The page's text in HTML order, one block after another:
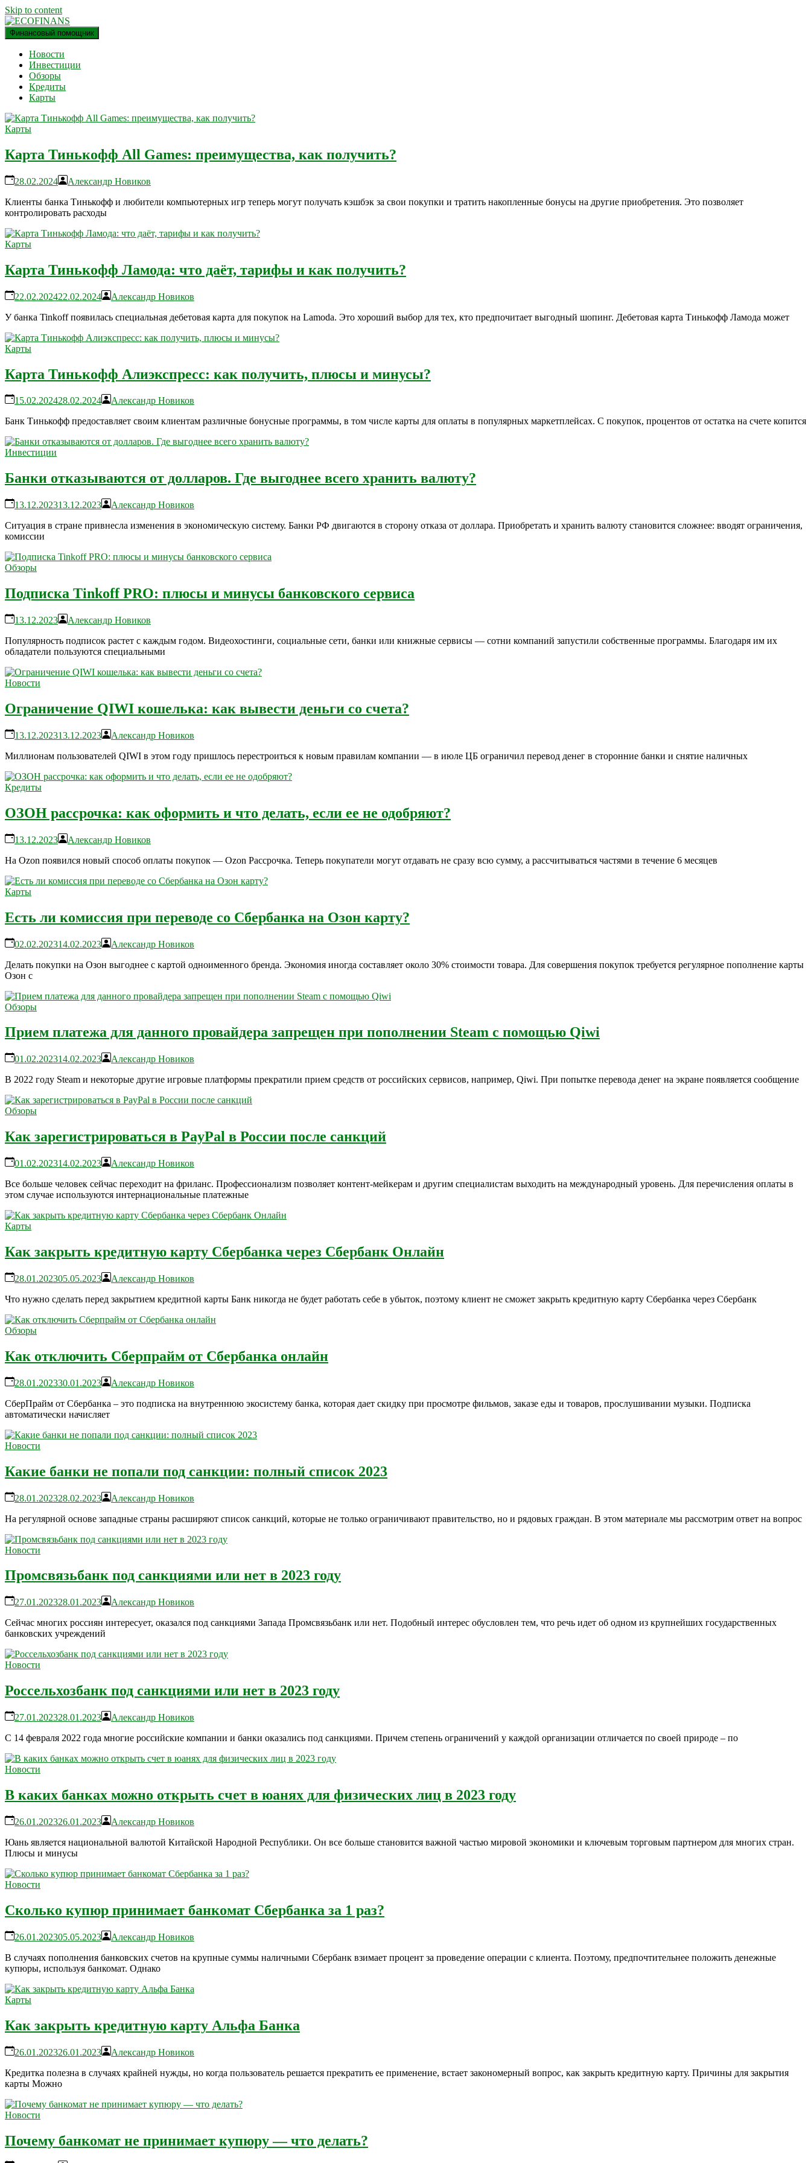
Skip to content
ECOFINANS
финансовый блог
Финансовый помощник
Новости
Инвестиции
Обзоры
Кредиты
Карты
Карты
Карта Тинькофф All Games: преимущества, как получить?
28.02.2024
Александр Новиков
Клиенты банка Тинькофф и любители компьютерных игр теперь могут получать кэшбэк за свои покупки и тратить накопленные бонусы на другие приобретения. Это позволяет
контролировать расходы
Карты
Карта Тинькофф Ламода: что даёт, тарифы и как получить?
22.02.202422.02.2024
Александр Новиков
У банка Tinkoff появилась специальная дебетовая карта для покупок на Lamoda. Это хороший выбор для тех, кто предпочитает выгодный шопинг. Дебетовая карта Тинькофф Ламода может
Карты
Карта Тинькофф Алиэкспресс: как получить, плюсы и минусы?
15.02.202428.02.2024
Александр Новиков
Банк Тинькофф предоставляет своим клиентам различные бонусные программы, в том числе карты для оплаты в популярных маркетплейсах. С покупок, процентов от остатка на счете копится
Инвестиции
Банки отказываются от долларов. Где выгоднее всего хранить валюту?
13.12.202313.12.2023
Александр Новиков
Ситуация в стране привнесла изменения в экономическую систему. Банки РФ двигаются в сторону отказа от доллара. Приобретать и хранить валюту становится сложнее: вводят ограничения,
комиссии
Обзоры
Подписка Tinkoff PRO: плюсы и минусы банковского сервиса
13.12.2023
Александр Новиков
Популярность подписок растет с каждым годом. Видеохостинги, социальные сети, банки или книжные сервисы — сотни компаний запустили собственные программы. Благодаря им их
обладатели пользуются специальными
Новости
Ограничение QIWI кошелька: как вывести деньги со счета?
13.12.202313.12.2023
Александр Новиков
Миллионам пользователей QIWI в этом году пришлось перестроиться к новым правилам компании — в июле ЦБ ограничил перевод денег в сторонние банки и снятие наличных
Кредиты
ОЗОН рассрочка: как оформить и что делать, если ее не одобряют?
13.12.2023
Александр Новиков
На Ozon появился новый способ оплаты покупок — Ozon Рассрочка. Теперь покупатели могут отдавать не сразу всю сумму, а рассчитываться частями в течение 6 месяцев
Карты
Есть ли комиссия при переводе со Сбербанка на Озон карту?
02.02.202314.02.2023
Александр Новиков
Делать покупки на Озон выгоднее с картой одноименного бренда. Экономия иногда составляет около 30% стоимости товара. Для совершения покупок требуется регулярное пополнение карты
Озон с
Обзоры
Прием платежа для данного провайдера запрещен при пополнении Steam с помощью Qiwi
01.02.202314.02.2023
Александр Новиков
В 2022 году Steam и некоторые другие игровые платформы прекратили прием средств от российских сервисов, например, Qiwi. При попытке перевода денег на экране появляется сообщение
Обзоры
Как зарегистрироваться в PayPal в России после санкций
01.02.202314.02.2023
Александр Новиков
Все больше человек сейчас переходит на фриланс. Профессионализм позволяет контент-мейкерам и другим специалистам выходить на международный уровень. Для перечисления оплаты в
этом случае используются интернациональные платежные
Карты
Как закрыть кредитную карту Сбербанка через Сбербанк Онлайн
28.01.202305.05.2023
Александр Новиков
Что нужно сделать перед закрытием кредитной карты Банк никогда не будет работать себе в убыток, поэтому клиент не сможет закрыть кредитную карту Сбербанка через Сбербанк
Обзоры
Как отключить Сберпрайм от Сбербанка онлайн
28.01.202330.01.2023
Александр Новиков
СберПрайм от Сбербанка – это подписка на внутреннюю экосистему банка, которая дает скидку при просмотре фильмов, заказе еды и товаров, прослушивании музыки. Подписка
автоматически начисляет
Новости
Какие банки не попали под санкции: полный список 2023
28.01.202328.02.2023
Александр Новиков
На регулярной основе западные страны расширяют список санкций, которые не только ограничивают правительство, но и рядовых граждан. В этом материале мы рассмотрим ответ на вопрос
Новости
Промсвязьбанк под санкциями или нет в 2023 году
27.01.202328.01.2023
Александр Новиков
Сейчас многих россиян интересует, оказался под санкциями Запада Промсвязьбанк или нет. Подобный интерес обусловлен тем, что речь идет об одном из крупнейших государственных
банковских учреждений
Новости
Россельхозбанк под санкциями или нет в 2023 году
27.01.202328.01.2023
Александр Новиков
С 14 февраля 2022 года многие российские компании и банки оказались под санкциями. Причем степень ограничений у каждой организации отличается по своей природе – по
Новости
В каких банках можно открыть счет в юанях для физических лиц в 2023 году
26.01.202326.01.2023
Александр Новиков
Юань является национальной валютой Китайской Народной Республики. Он все больше становится важной частью мировой экономики и ключевым торговым партнером для многих стран.
Плюсы и минусы
Новости
Сколько купюр принимает банкомат Сбербанка за 1 раз?
26.01.202305.05.2023
Александр Новиков
В случаях пополнения банковских счетов на крупные суммы наличными Сбербанк взимает процент за проведение операции с клиента. Поэтому, предпочтительнее положить денежные
купюры, используя банкомат. Однако
Карты
Как закрыть кредитную карту Альфа Банка
26.01.202326.01.2023
Александр Новиков
Кредитка полезна в случаях крайней нужды, но когда пользователь решается прекратить ее применение, встает закономерный вопрос, как закрыть кредитную карту. Причины для закрытия
карты Можно
Новости
Почему банкомат не принимает купюру — что делать?